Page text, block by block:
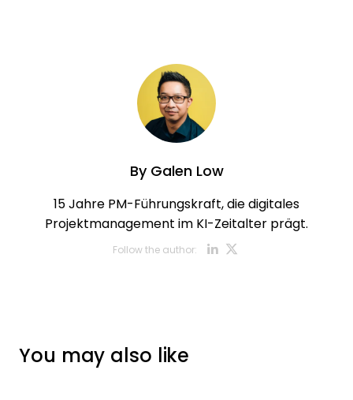
ByGalen Low
15 Jahre PM-Führungskraft, die digitales
Projektmanagement im KI-Zeitalter prägt.
Follow the author: Opens new
You may also like